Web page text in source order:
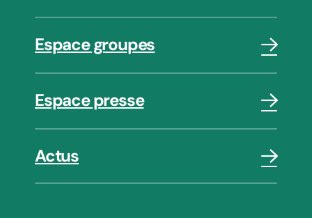
Espace groupes
Espace presse
Actus